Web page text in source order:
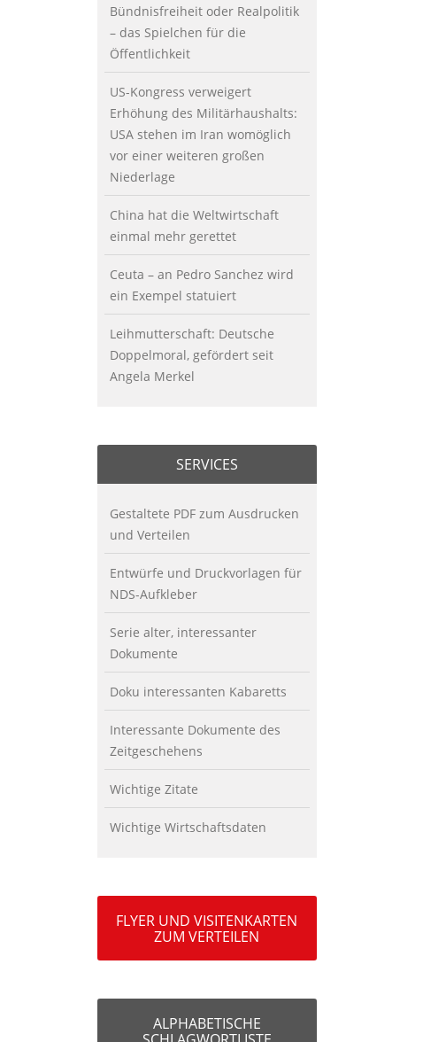
Bündnisfreiheit oder Realpolitik
– das Spielchen für die
Öffentlichkeit
US-Kongress verweigert
Erhöhung des Militärhaushalts:
USA stehen im Iran womöglich
vor einer weiteren großen
Niederlage
China hat die Weltwirtschaft
einmal mehr gerettet
Ceuta – an Pedro Sanchez wird
ein Exempel statuiert
Leihmutterschaft: Deutsche
Doppelmoral, gefördert seit
Angela Merkel
SERVICES
Gestaltete PDF zum Ausdrucken
und Verteilen
Entwürfe und Druckvorlagen für
NDS-Aufkleber
Serie alter, interessanter
Dokumente
Doku interessanten Kabaretts
Interessante Dokumente des
Zeitgeschehens
Wichtige Zitate
Wichtige Wirtschaftsdaten
FLYER UND VISITENKARTEN
ZUM VERTEILEN
ALPHABETISCHE